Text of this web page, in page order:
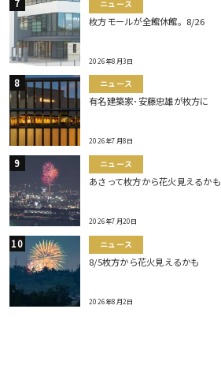
ニュース
枚方モールが全館休館。8/26
2026年8月3日
ニュース
有名建築家･安藤忠雄が枚方に
2026年7月8日
ニュース
あさって枚方から花火見えるかも
2026年7月20日
ニュース
8/5枚方から花火見えるかも
2026年8月2日